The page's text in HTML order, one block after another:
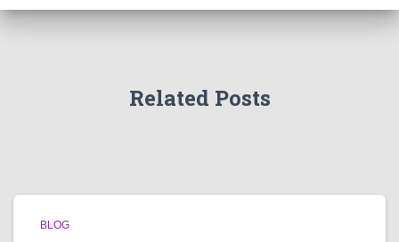
Related Posts
BLOG